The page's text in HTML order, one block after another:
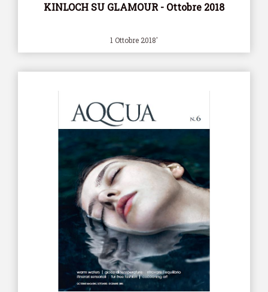
KINLOCH SU GLAMOUR - Ottobre 2018
1 Ottobre 2018'